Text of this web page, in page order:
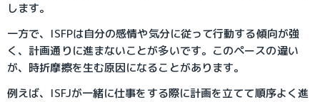
します。
一方で、ISFPは自分の感情や気分に従って行動する傾向が強
く、計画通りに進まないことが多いです。このペースの違い
が、時折摩擦を生む原因になることがあります。
例えば、ISFJが一緒に仕事をする際に計画を立てて順序よく進